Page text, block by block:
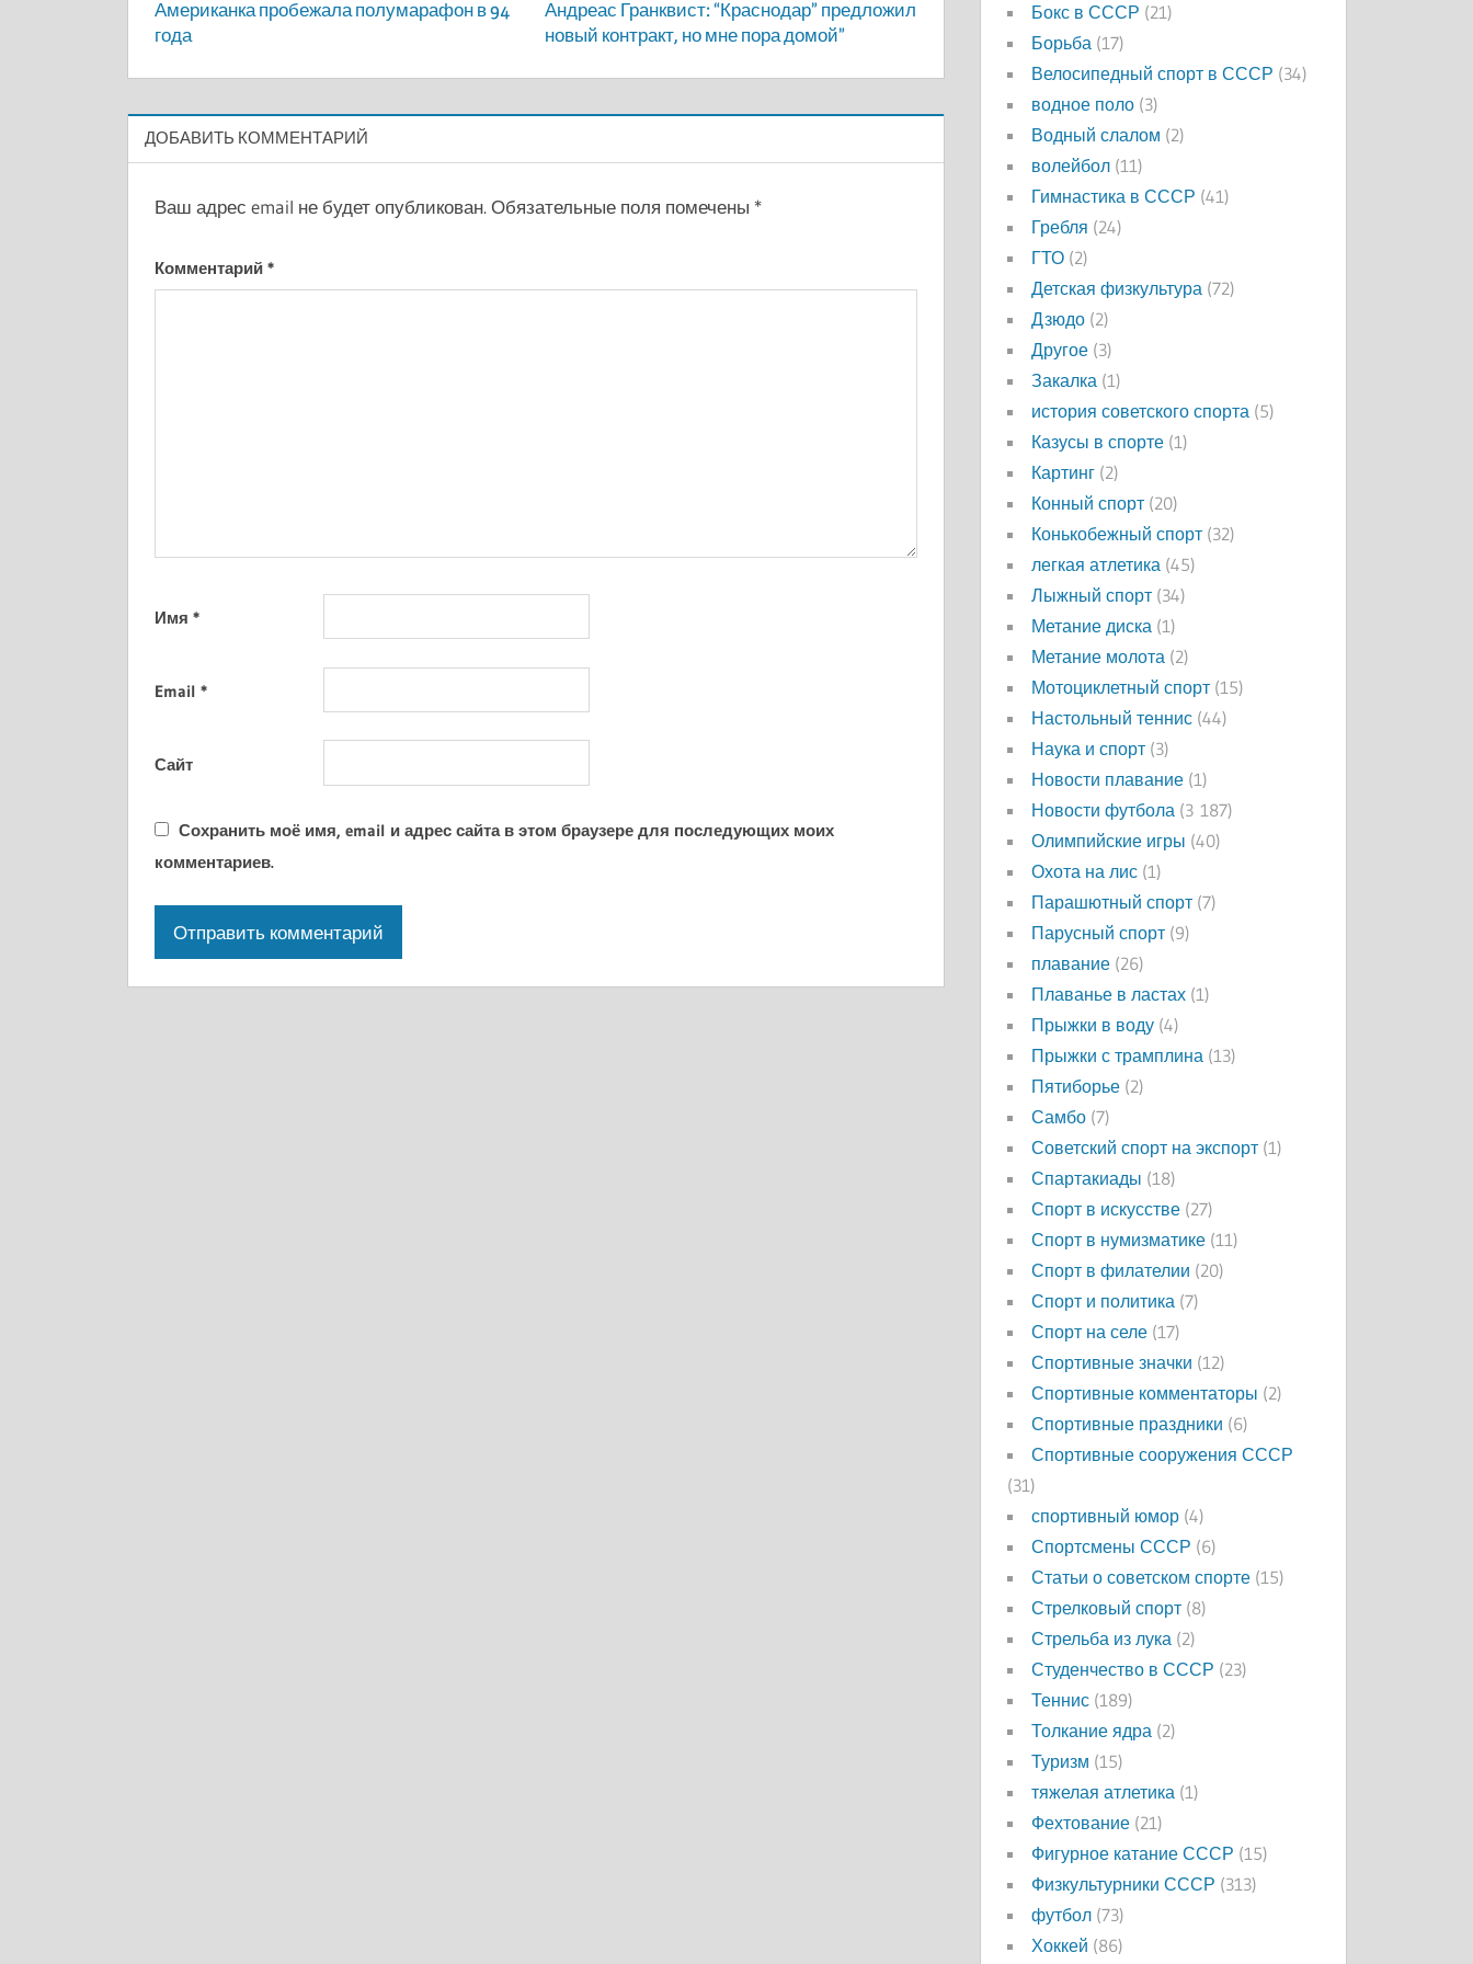
по
записям
Американка пробежала полумарафон в 94
года
Андреас Гранквист: “Краснодар” предложил
новый контракт, но мне пора домой”
ДОБАВИТЬ КОММЕНТАРИЙ
Ваш адрес email не будет опубликован.Обязательные поля помечены *
Комментарий *
Имя *
Email *
Сайт
Сохранить моё имя, email и адрес сайта в этом браузере для последующих моих
комментариев.
Бокс в СССР (21)
Борьба (17)
Велосипедный спорт в СССР (34)
водное поло (3)
Водный слалом (2)
волейбол (11)
Гимнастика в СССР (41)
Гребля (24)
ГТО (2)
Детская физкультура (72)
Дзюдо (2)
Другое (3)
Закалка (1)
история советского спорта (5)
Казусы в спорте (1)
Картинг (2)
Конный спорт (20)
Конькобежный спорт (32)
легкая атлетика (45)
Лыжный спорт (34)
Метание диска (1)
Метание молота (2)
Мотоциклетный спорт (15)
Настольный теннис (44)
Наука и спорт (3)
Новости плавание (1)
Новости футбола (3 187)
Олимпийские игры (40)
Охота на лис (1)
Парашютный спорт (7)
Парусный спорт (9)
плавание (26)
Плаванье в ластах (1)
Прыжки в воду (4)
Прыжки с трамплина (13)
Пятиборье (2)
Самбо (7)
Советский спорт на экспорт (1)
Спартакиады (18)
Спорт в искусстве (27)
Спорт в нумизматике (11)
Спорт в филателии (20)
Спорт и политика (7)
Спорт на селе (17)
Спортивные значки (12)
Спортивные комментаторы (2)
Спортивные праздники (6)
Спортивные сооружения СССР
(31)
спортивный юмор (4)
Спортсмены СССР (6)
Статьи о советском спорте (15)
Стрелковый спорт (8)
Стрельба из лука (2)
Студенчество в СССР (23)
Теннис (189)
Толкание ядра (2)
Туризм (15)
тяжелая атлетика (1)
Фехтование (21)
Фигурное катание СССР (15)
Физкультурники СССР (313)
футбол (73)
Хоккей (86)